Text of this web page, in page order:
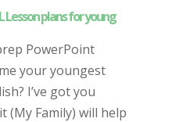
Lesson plans for young
PowerPoint
your youngest
I’ve got you
(My Family) will help